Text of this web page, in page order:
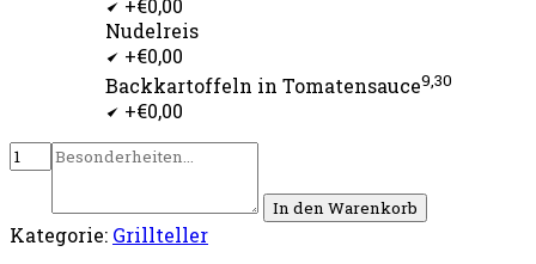
+€0,00
Nudelreis
+€0,00
Backkartoffeln in Tomatensauce9,30
+€0,00
In den Warenkorb
Kategorie: Grillteller